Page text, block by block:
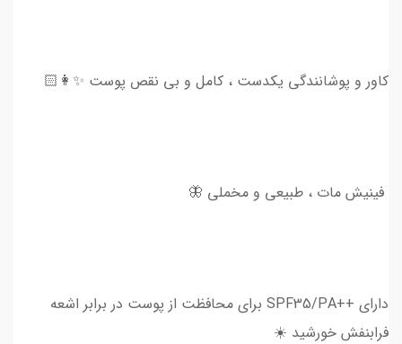
کاور و پوشانندگی یکدست ، کامل و بی نقص پوست ✨👩🏻
فینیش مات ، طبیعی و مخملی 🦋
دارای ++SPF35/PA برای محافظت از پوست در برابر اشعه‌
فرابنفش خورشید ☀️